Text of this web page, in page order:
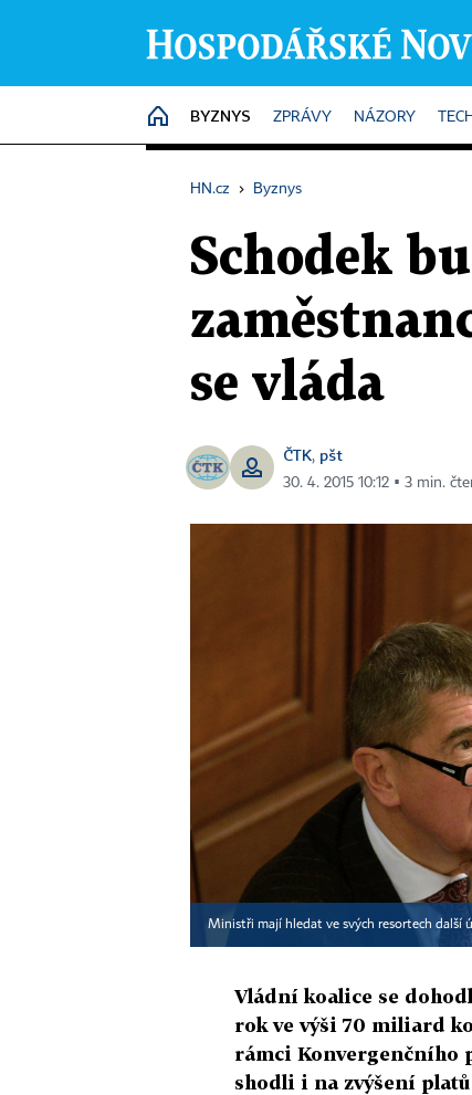
HOME
BYZNYS ZPRÁVY NÁZORY TECH
HN.cz › Byznys
Schodek
se vláda
ČTK, pšt
30. 4. 2015 10:12 ▪ 3 min.
Ministři mají hledat ve svých resortech další
Vládní koalice se
rok ve výši 70 miliard
rámci Konvergenčního
shodli i na zvýšení